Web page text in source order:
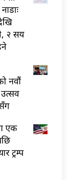
२ सय
नवौं
उत्सव
एक
ट्रम्प